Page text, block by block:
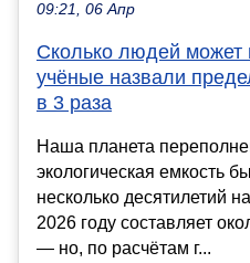
09:21, 06 Апр
Сколько людей может
учёные назвали
в 3 раза
Наша планета
экологическая емкость
несколько десятилетий
2026 году составляет
— но, по расчётам г...